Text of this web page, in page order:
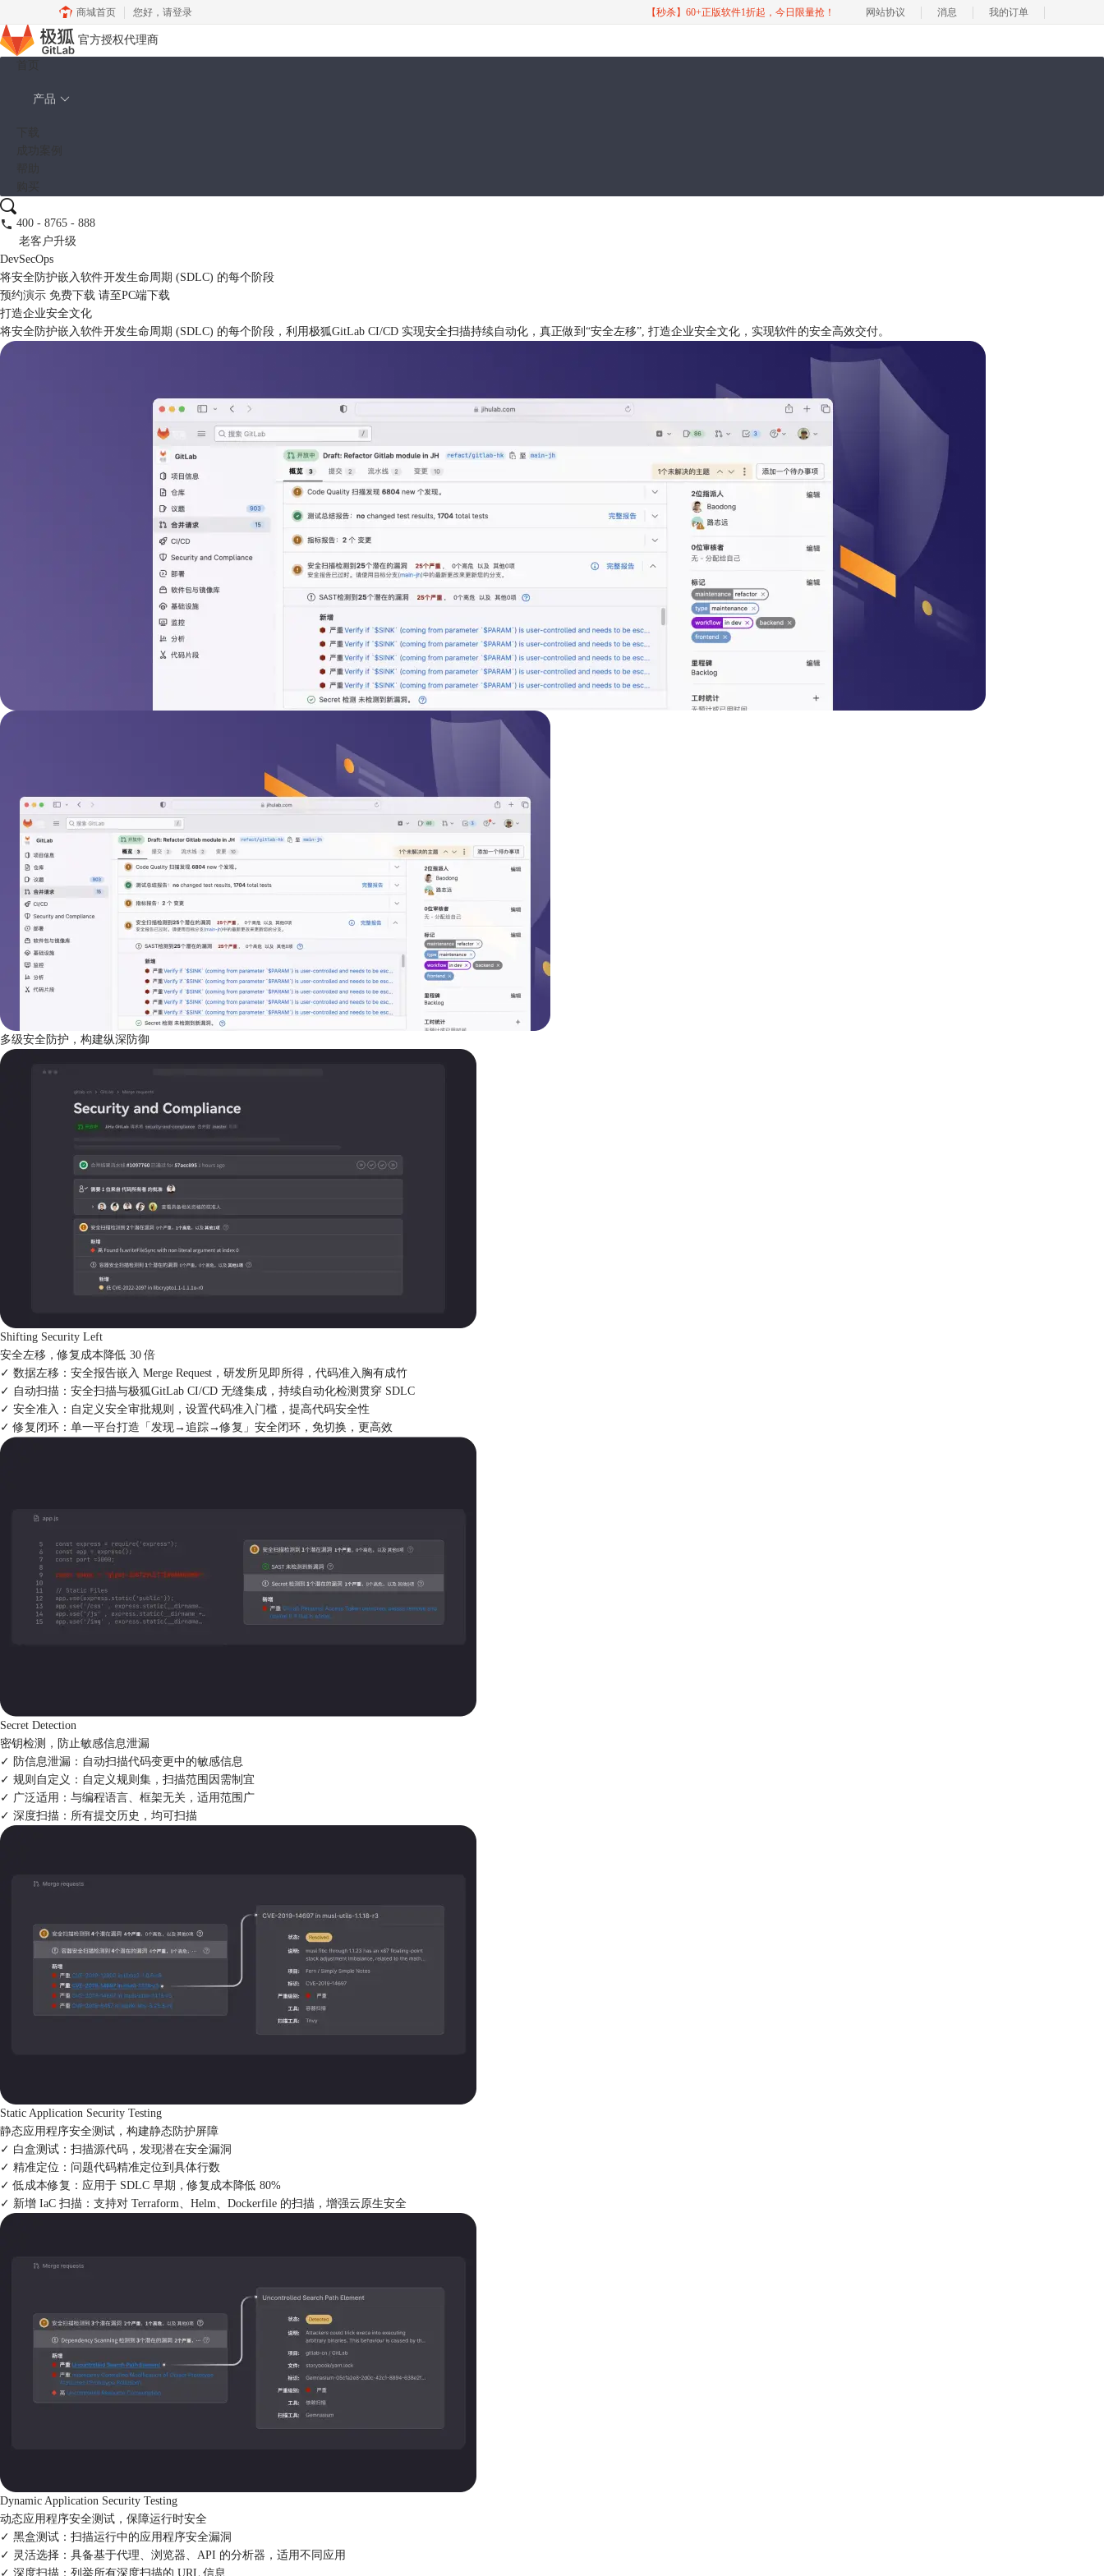
商城首页 您好， 请登录 【秒杀】60+正版软件1折起，今日限量抢！ 网站协议 消息 我的订单
官方授权代理商
产品
400 - 8765 - 888
老客户升级
DevSecOps
将安全防护嵌入软件开发生命周期 (SDLC) 的每个阶段
预约演示 免费下载 请至PC端下载
打造企业安全文化
将安全防护嵌入软件开发生命周期 (SDLC) 的每个阶段，利用极狐GitLab CI/CD 实现安全扫描持续自动化，真正做到“安全左移”, 打造企业安全文化，实现软件的安全高效交付。
多级安全防护，构建纵深防御
Shifting Security Left
安全左移，修复成本降低 30 倍
✓ 数据左移： 安全报告嵌入 Merge Request，研发所见即所得，代码准入胸有成竹
✓ 自动扫描： 安全扫描与极狐GitLab CI/CD 无缝集成，持续自动化检测贯穿 SDLC
✓ 安全准入： 自定义安全审批规则，设置代码准入门槛，提高代码安全性
✓ 修复闭环： 单一平台打造「发现→追踪→修复」安全闭环，免切换，更高效
Secret Detection
密钥检测，防止敏感信息泄漏
✓ 防信息泄漏： 自动扫描代码变更中的敏感信息
✓ 规则自定义： 自定义规则集，扫描范围因需制宜
✓ 广泛适用： 与编程语言、框架无关，适用范围广
✓ 深度扫描： 所有提交历史，均可扫描
Static Application Security Testing
静态应用程序安全测试，构建静态防护屏障
✓ 白盒测试： 扫描源代码，发现潜在安全漏洞
✓ 精准定位： 问题代码精准定位到具体行数
✓ 低成本修复： 应用于 SDLC 早期，修复成本降低 80%
✓ 新增 IaC 扫描： 支持对 Terraform、Helm、Dockerfile 的扫描，增强云原生安全
Dynamic Application Security Testing
动态应用程序安全测试，保障运行时安全
✓ 黑盒测试： 扫描运行中的应用程序安全漏洞
✓ 灵活选择： 具备基于代理、浏览器、API 的分析器，适用不同应用
✓ 深度扫描： 列举所有深度扫描的 URL 信息